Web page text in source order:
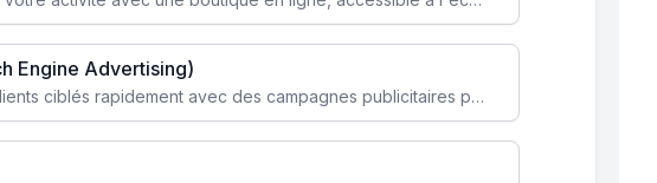
Engine Advertising)
Attirez des clients ciblés rapidement avec des campagnes publicitaires payantes optimisées pour vos objectifs.